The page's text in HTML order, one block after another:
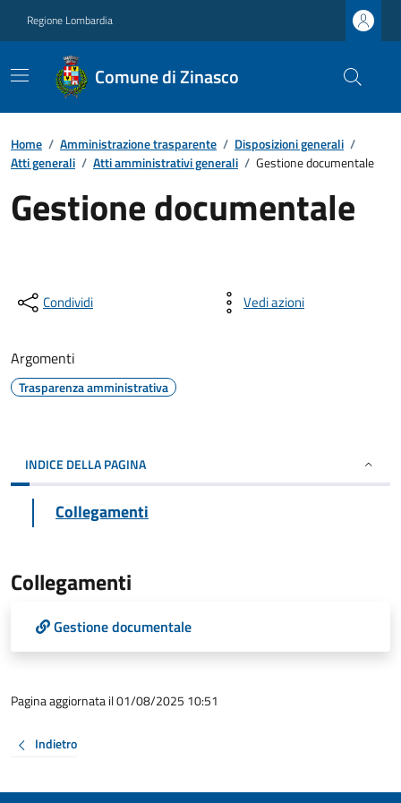
Regione Lombardia
Comune di Zinasco
Home / Amministrazione trasparente / Disposizioni generali /
Atti generali / Atti amministrativi generali / Gestione documentale
Gestione documentale
Condividi Vedi azioni
Argomenti
Trasparenza amministrativa
INDICE DELLA PAGINA
Collegamenti
Collegamenti
Gestione documentale
Pagina aggiornata il 01/08/2025 10:51
Indietro